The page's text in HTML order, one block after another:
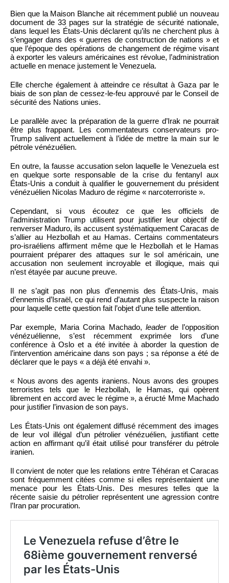
Bien que la Maison Blanche ait récemment publié un nouveau
document de 33 pages sur la stratégie de sécurité nationale,
dans lequel les États-Unis déclarent qu’ils ne cherchent plus à
s’engager dans des « guerres de construction de nations » et
que l’époque des opérations de changement de régime visant
à exporter les valeurs américaines est révolue, l’administration
actuelle en menace justement le Venezuela.
Elle cherche également à atteindre ce résultat à Gaza par le
biais de son plan de cessez-le-feu approuvé par le Conseil de
sécurité des Nations unies.
Le parallèle avec la préparation de la guerre d’Irak ne pourrait
être plus frappant. Les commentateurs conservateurs pro-
Trump salivent actuellement à l’idée de mettre la main sur le
pétrole vénézuélien.
En outre, la fausse accusation selon laquelle le Venezuela est
en quelque sorte responsable de la crise du fentanyl aux
États-Unis a conduit à qualifier le gouvernement du président
vénézuélien Nicolas Maduro de régime « narcoterroriste ».
Cependant, si vous écoutez ce que les officiels de
l’administration Trump utilisent pour justifier leur objectif de
renverser Maduro, ils accusent systématiquement Caracas de
s’allier au Hezbollah et au Hamas. Certains commentateurs
pro-israéliens affirment même que le Hezbollah et le Hamas
pourraient préparer des attaques sur le sol américain, une
accusation non seulement incroyable et illogique, mais qui
n’est étayée par aucune preuve.
Il ne s’agit pas non plus d’ennemis des États-Unis, mais
d’ennemis d’Israël, ce qui rend d’autant plus suspecte la raison
pour laquelle cette question fait l’objet d’une telle attention.
Par exemple, Maria Corina Machado,leaderde l’opposition
vénézuélienne, s’est récemment exprimée lors d’une
conférence à Oslo et a été invitée à aborder la question de
l’intervention américaine dans son pays ; sa réponse a été de
déclarer que le pays « a déjà été envahi ».
« Nous avons des agents iraniens. Nous avons des groupes
terroristes tels que le Hezbollah, le Hamas, qui opèrent
librement en accord avec le régime », a éructé Mme Machado
pour justifier l’invasion de son pays.
Les États-Unis ont également diffusé récemment des images
de leur vol illégal d’un pétrolier vénézuélien, justifiant cette
action en affirmant qu’il était utilisé pour transférer du pétrole
iranien.
Il convient de noter que les relations entre Téhéran et Caracas
sont fréquemment citées comme si elles représentaient une
menace pour les États-Unis. Des mesures telles que la
récente saisie du pétrolier représentent une agression contre
l’Iran par procuration.